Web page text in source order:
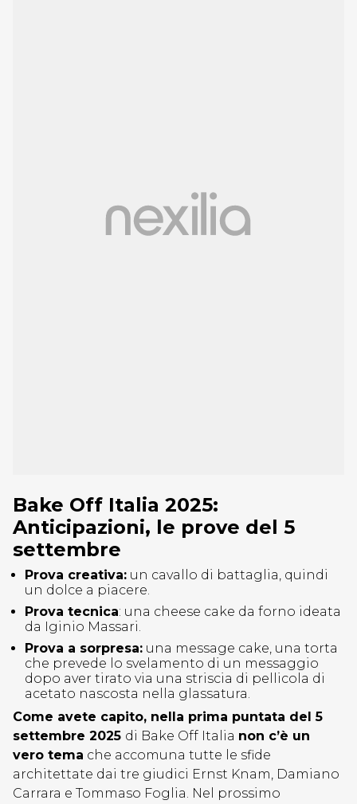
Bake Off Italia 2025:
Anticipazioni, le prove del 5
settembre
Prova creativa: un cavallo di battaglia, quindi
un dolce a piacere.
Prova tecnica: una cheese cake da forno ideata
da Iginio Massari.
Prova a sorpresa: una message cake, una torta
che prevede lo svelamento di un messaggio
dopo aver tirato via una striscia di pellicola di
acetato nascosta nella glassatura.
Come avete capito, nella prima puntata del 5
settembre 2025 di Bake Off Italia non c’è un
vero tema che accomuna tutte le sfide
architettate dai tre giudici Ernst Knam, Damiano
Carrara e Tommaso Foglia. Nel prossimo